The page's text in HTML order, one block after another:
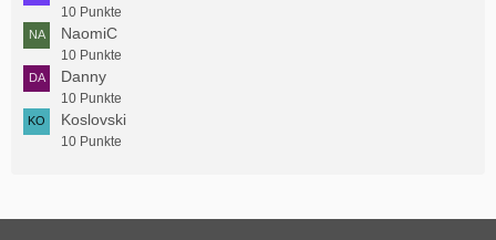
10 Punkte
NaomiC
10 Punkte
Danny
10 Punkte
Koslovski
10 Punkte